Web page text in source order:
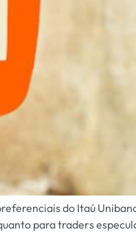
do Itaú
para traders